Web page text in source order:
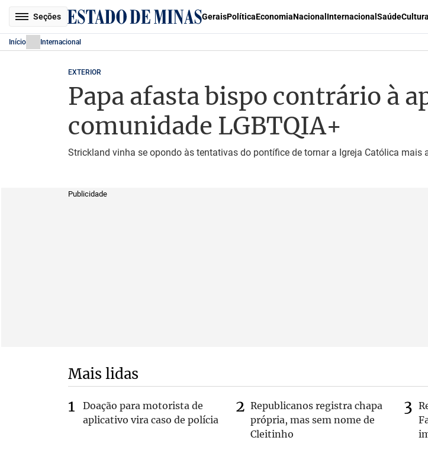
Seções GeraisPolíticaEconomiaNacional Internacional SaúdeCultura
Início Internacional
EXTERIOR
Papa afasta bispo contrário à
comunidade LGBTQIA+
Strickland vinha se opondo às tentativas do pontífice de tornar a Igreja Católica mais
Publicidade
Mais lidas
Doação para motorista de
aplicativo vira caso de polícia
Republicanos registra chapa
própria, mas sem nome de
Cleitinho